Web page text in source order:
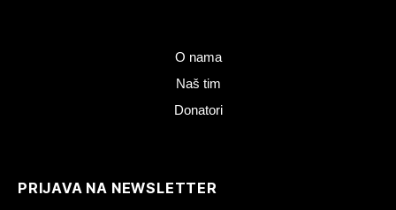
O nama
Naš tim
Donatori
PRIJAVA NA NEWSLETTER